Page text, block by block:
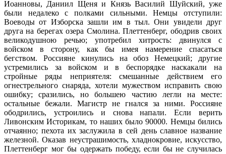
Иоанновы, Даниил Щеня и Князь Василий Шуйский, уже
были недалеко с полками сильными. Немцы отступили:
Воеводы от Изборска зашли им в тыл. Они увидели друг
друга на берегах озера Смолина. Плеттенберг, ободрив своих
великодушною речью; употребил хитрость: двинулся с
войском в сторону, как бы имея намерение спасаться
бегством. Россияне кинулись на обоз Немецкий; другие
устремились за войском и в беспорядке наскакали на
стройные ряды неприятеля: смешанные действием его
огнестрельного снаряда, хотели мужеством исправить свою
ошибку; сразились, но большею частию легли на месте:
остальные бежали. Магистр не гнался за ними. Россияне
ободрились, устроились и снова напали. Если верить
Ливонским Историкам, то наших было 90000. Немцы бились
отчаянно; пехота их заслужила в сей день славное название
железной. Оказав неустрашимость, хладнокровие, искусство,
Плеттенберг мог бы одержать победу, если бы не случилась